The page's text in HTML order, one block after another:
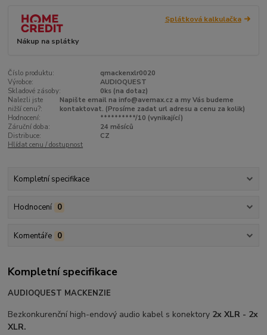
Splátková kalkulačka
Nákup na splátky
Číslo produktu:
qmackenxlr0020
Výrobce:
AUDIOQUEST
Skladové zásoby:
0ks (na dotaz)
Nalezli jste
nižší cenu?:
Napište email na info@avemax.cz a my Vás budeme
kontaktovat. (Prosíme zadat url adresu a cenu za kolik)
Hodnocení:
**********/10 (vynikající)
Záruční doba:
24 měsíců
Distribuce:
CZ
Hlídat cenu / dostupnost
Kompletní specifikace
Hodnocení 0
Komentáře 0
Kompletní specifikace
AUDIOQUEST MACKENZIE
Bezkonkurenční high-endový audio kabel s konektory 2x XLR - 2x
XLR.